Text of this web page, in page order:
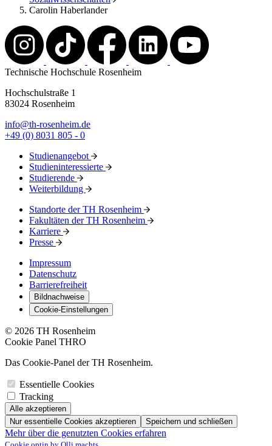
Carolin Haberlander
Technische Hochschule Rosenheim
Hochschulstraße 1
83024 Rosenheim
info@th-rosenheim.de
+49 (0) 8031 805 - 0
Studienangebot
Studieninteressierte
Studierende
Weiterbildung
Standorte der TH Rosenheim
Fakultäten der TH Rosenheim
Karriere
Presse
Impressum
Datenschutz
Barrierefreiheit
Bildnachweise
Cookie-Einstellungen
© 2026 TH Rosenheim
Cookie Panel THRO
Das Cookie-Panel der TH Rosenheim.
Essentielle Cookies
Tracking
Alle akzeptieren
Nur essentielle Cookies akzeptieren
Speichern und schließen
Mehr über die genutzten Cookies erfahren